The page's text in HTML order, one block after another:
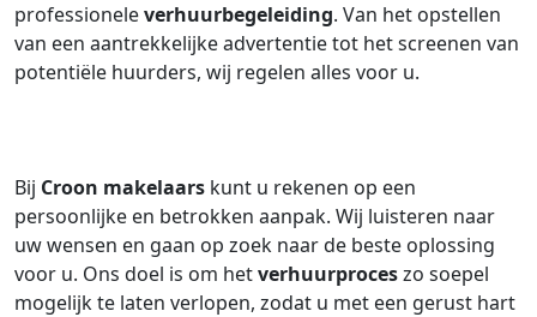
professioneleverhuurbegeleiding. Van het opstellen
van een aantrekkelijke advertentie tot het screenen van
potentiële huurders, wij regelen alles voor u.
Bij Croon makelaars kunt u rekenen op een
persoonlijke en betrokken aanpak. Wij luisteren naar
uw wensen en gaan op zoek naar de beste oplossing
voor u. Ons doel is om hetverhuurproceszo soepel
mogelijk te laten verlopen, zodat u met een gerust hart